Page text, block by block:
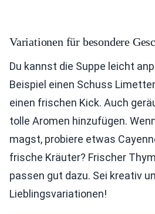
Variationen für besondere
Du kannst die Suppe leicht
Beispiel einen Schuss
einen frischen Kick. Auch
tolle Aromen hinzufügen.
magst, probiere etwas
frische Kräuter? Frischer
passen gut dazu. Sei kreativ
Lieblingsvariationen!